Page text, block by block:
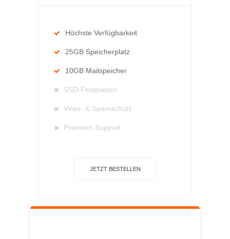
Höchste Verfügbarkeit
25GB Speicherplatz
10GB Mailspeicher
SSD-Festplatten
Viren- & Spamschutz
Premium Support
JETZT BESTELLEN